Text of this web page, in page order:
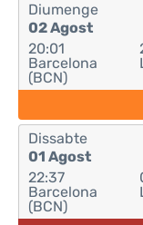
Diumenge
02 Agost
20:01
Barcelona
(BCN)
Dissabte
01 Agost
22:37
Barcelona
(BCN)